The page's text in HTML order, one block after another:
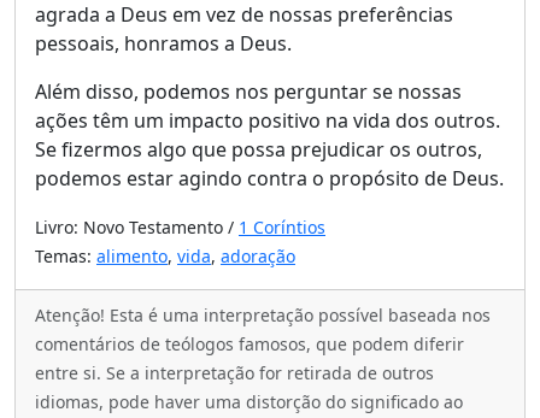
agrada a Deus em vez de nossas preferências
pessoais, honramos a Deus.
Além disso, podemos nos perguntar se nossas
ações têm um impacto positivo na vida dos outros.
Se fizermos algo que possa prejudicar os outros,
podemos estar agindo contra o propósito de Deus.
Livro: Novo Testamento / 1 Coríntios
Temas: alimento, vida, adoração
Atenção! Esta é uma interpretação possível baseada nos
comentários de teólogos famosos, que podem diferir
entre si. Se a interpretação for retirada de outros
idiomas, pode haver uma distorção do significado ao